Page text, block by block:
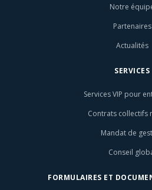
Notre
Partenaires
Actualités
SERVICES
Services VIP pour
Contrats collectifs
Mandat de
Conseil
FORMULAIRES ET